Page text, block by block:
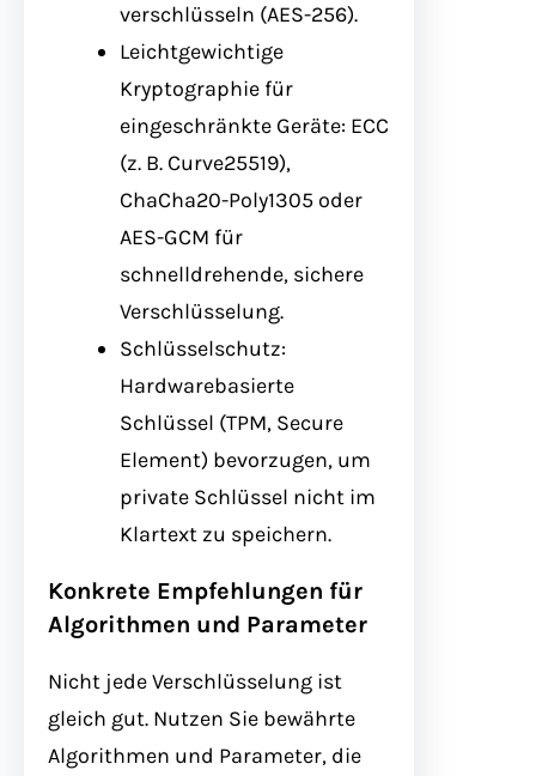
verschlüsseln (AES-256).
Leichtgewichtige
Kryptographie für
eingeschränkte Geräte: ECC
(z. B. Curve25519),
ChaCha20-Poly1305 oder
AES-GCM für
schnelldrehende, sichere
Verschlüsselung.
Schlüsselschutz:
Hardwarebasierte
Schlüssel (TPM, Secure
Element) bevorzugen, um
private Schlüssel nicht im
Klartext zu speichern.
Konkrete Empfehlungen für
Algorithmen und Parameter
Nicht jede Verschlüsselung ist
gleich gut. Nutzen Sie bewährte
Algorithmen und Parameter, die